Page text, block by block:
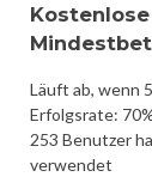
Läuft ab, wenn
Erfolgsrate:
253 Benutzer
verwendet